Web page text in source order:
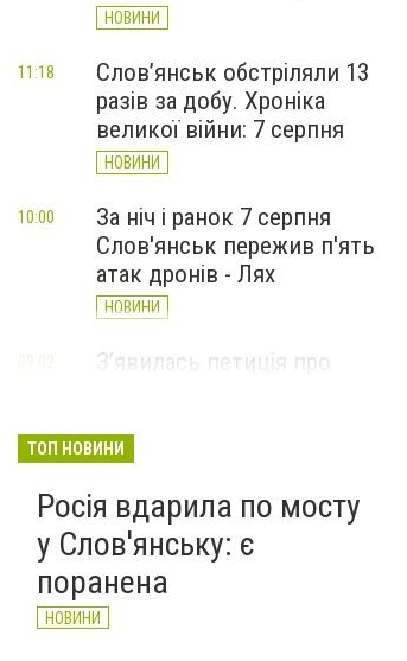
НОВИНИ
Слов’янськ обстріляли 13
разів за добу. Хроніка
великої війни: 7 серпня
НОВИНИ
11:18
За ніч і ранок 7 серпня
Слов'янськ пережив п'ять
атак дронів - Лях
НОВИНИ
10:00
З’явилась петиція про
(посмертно)
09:02
ТОП НОВИНИ
Росія вдарила по мосту
у Слов'янську: є
поранена
НОВИНИ